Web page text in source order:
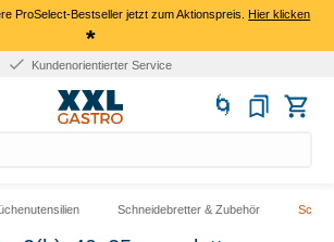
ProSelect-Bestseller jetzt zum Aktionspreis.Hier klicken
*
Kundenorientierter Service
Schneidebretter & Zubehör